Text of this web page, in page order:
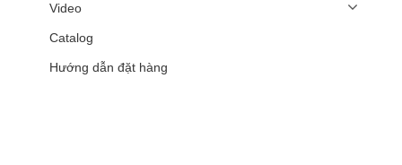
Video
Catalog
Hướng dẫn đặt hàng